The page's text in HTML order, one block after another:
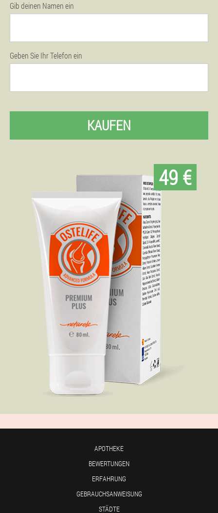
Gib deinen Namen ein
Geben Sie Ihr Telefon ein
KAUFEN
49 €
APOTHEKE
BEWERTUNGEN
ERFAHRUNG
GEBRAUCHSANWEISUNG
STÄDTE